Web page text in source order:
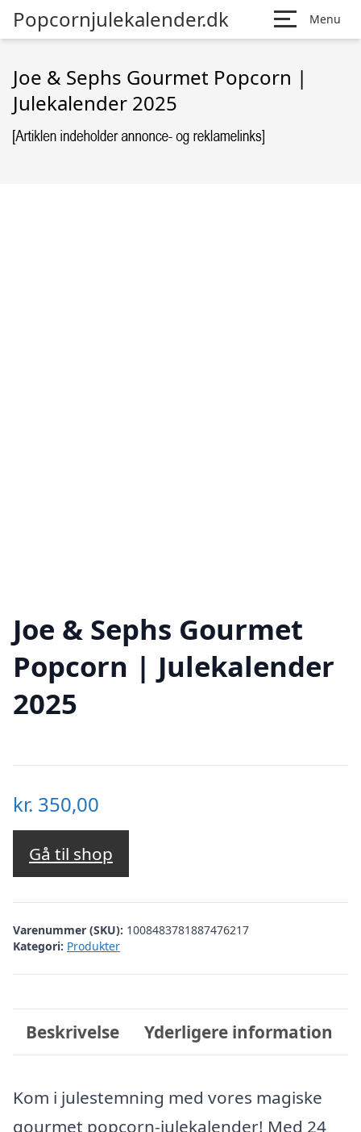
Popcornjulekalender.dk Menu
Joe & Sephs Gourmet Popcorn |
Julekalender 2025
Joe & Sephs Gourmet
Popcorn | Julekalender
2025
kr. 350,00
Gå til shop
Varenummer (SKU): 1008483781887476217
Kategori: Produkter
Beskrivelse Yderligere information
Kom i julestemning med vores magiske
gourmet popcorn-julekalender! Med 24